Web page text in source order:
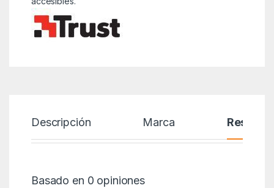
Descripción Marca Reseñas
Basado en 0 opiniones